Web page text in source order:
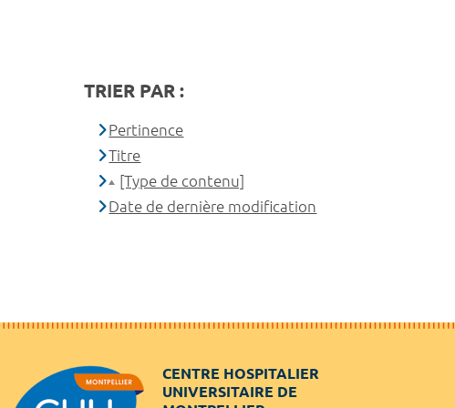
TRIER PAR :
Pertinence
Titre
[Type de contenu]
Date de dernière modification
CENTRE HOSPITALIER
UNIVERSITAIRE DE